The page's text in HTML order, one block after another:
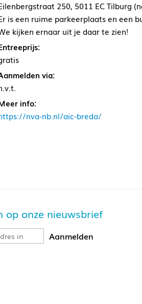
250, 5011 EC Tilburg
is een ruime parkeerplaats en een
kijken ernaar uit je daar te zien!
via:
info:
nva-nb.nl/aic-breda/
op onze nieuwsbrief